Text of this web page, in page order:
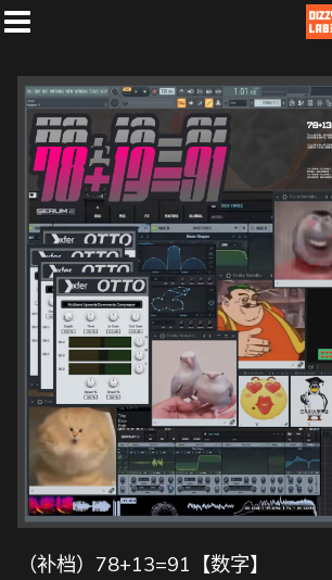
首
页
兑
换
EFLATE
随（补档）78+13=91【数字】